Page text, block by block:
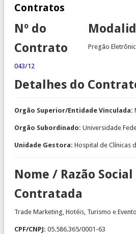
Contratos
Nº do
Contrato
043/12
Pregão
Detalhes do
Orgão Superior/Entidade Vinculada:
Orgão Subordinado: Universidade
Unidade Gestora: Hospital de Clínicas
Nome / Razão Social
Contratada
Trade Marketing, Hotéis, Turismo e
CPF/CNPJ: 05.586.365/0001-63